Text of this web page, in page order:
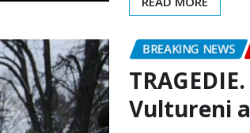
Vultureni
o cruce
clujazi